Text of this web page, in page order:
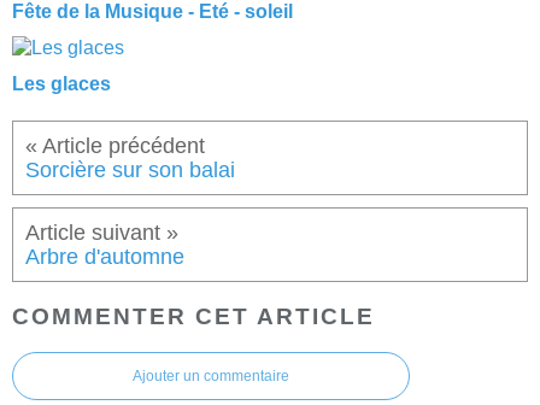
Fête de la Musique - Eté - soleil
Les glaces
Sorcière sur son balai
Arbre d'automne
COMMENTER CET ARTICLE
Ajouter un commentaire